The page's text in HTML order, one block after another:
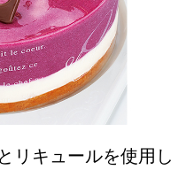
リキュールを使用し